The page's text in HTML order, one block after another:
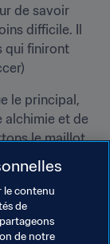
de savoir
difficile. Il
qui finiront
le principal,
alchimie et de
le maillot
pays
on sait qu'on
pour la
de choses à
et on ne va
le contenu
de
de notre